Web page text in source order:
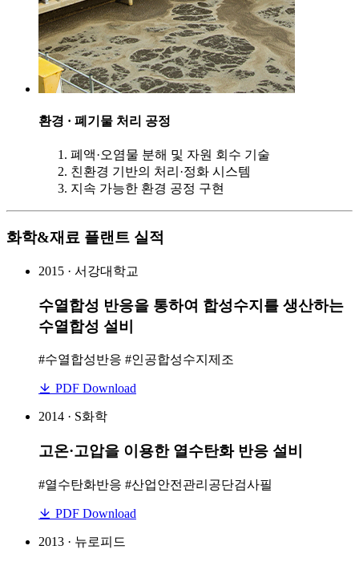
환경 · 폐기물 처리 공정
폐액·오염물 분해 및 자원 회수 기술
친환경 기반의 처리·정화 시스템
지속 가능한 환경 공정 구현
화학&재료 플랜트 실적
2015 · 서강대학교
수열합성 반응을 통하여 합성수지를 생산하는
수열합성 설비
#수열합성반응 #인공합성수지제조
PDF Download
2014 · S화학
고온·고압을 이용한 열수탄화 반응 설비
#열수탄화반응 #산업안전관리공단검사필
PDF Download
2013 · 뉴로피드